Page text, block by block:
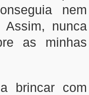
nem
nunca
as minhas
brincar com